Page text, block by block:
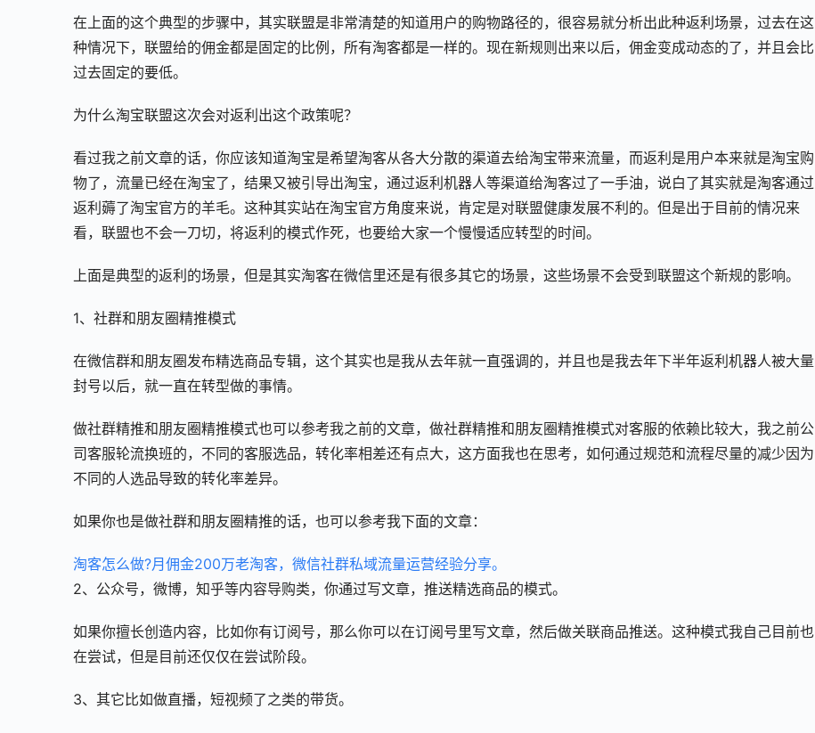
在上面的这个典型的步骤中，其实联盟是非常清楚的知道用户的购物路径的，很容易就分析出此种返利场景，过去在这
种情况下，联盟给的佣金都是固定的比例，所有淘客都是一样的。现在新规则出来以后，佣金变成动态的了，并且会比
过去固定的要低。
为什么淘宝联盟这次会对返利出这个政策呢？
看过我之前文章的话，你应该知道淘宝是希望淘客从各大分散的渠道去给淘宝带来流量，而返利是用户本来就是淘宝购
物了，流量已经在淘宝了，结果又被引导出淘宝，通过返利机器人等渠道给淘客过了一手油，说白了其实就是淘客通过
返利薅了淘宝官方的羊毛。这种其实站在淘宝官方角度来说，肯定是对联盟健康发展不利的。但是出于目前的情况来
看，联盟也不会一刀切，将返利的模式作死，也要给大家一个慢慢适应转型的时间。
上面是典型的返利的场景，但是其实淘客在微信里还是有很多其它的场景，这些场景不会受到联盟这个新规的影响。
1、社群和朋友圈精推模式
在微信群和朋友圈发布精选商品专辑，这个其实也是我从去年就一直强调的，并且也是我去年下半年返利机器人被大量
封号以后，就一直在转型做的事情。
做社群精推和朋友圈精推模式也可以参考我之前的文章，做社群精推和朋友圈精推模式对客服的依赖比较大，我之前公
司客服轮流换班的，不同的客服选品，转化率相差还有点大，这方面我也在思考，如何通过规范和流程尽量的减少因为
不同的人选品导致的转化率差异。
如果你也是做社群和朋友圈精推的话，也可以参考我下面的文章：
淘客怎么做?月佣金200万老淘客，微信社群私域流量运营经验分享。
2、公众号，微博，知乎等内容导购类，你通过写文章，推送精选商品的模式。
如果你擅长创造内容，比如你有订阅号，那么你可以在订阅号里写文章，然后做关联商品推送。这种模式我自己目前也
在尝试，但是目前还仅仅在尝试阶段。
3、其它比如做直播，短视频了之类的带货。